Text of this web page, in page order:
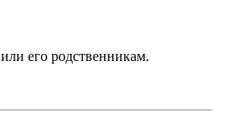
его родственникам.